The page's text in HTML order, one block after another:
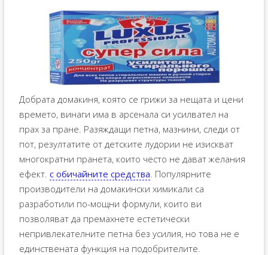
Добрата домакиня, която се грижи за нещата и цени
времето, винаги има в арсенала си усилвател на
прах за пране. Разяждащи петна, мазнини, следи от
пот, резултатите от детските лудории не изискват
многократни пранета, които често не дават желания
ефект. с обичайните средства. Популярните
производители на домакински химикали са
разработили по-мощни формули, които ви
позволяват да премахнете естетически
непривлекателните петна без усилия, но това не е
единствената функция на подобрителите.